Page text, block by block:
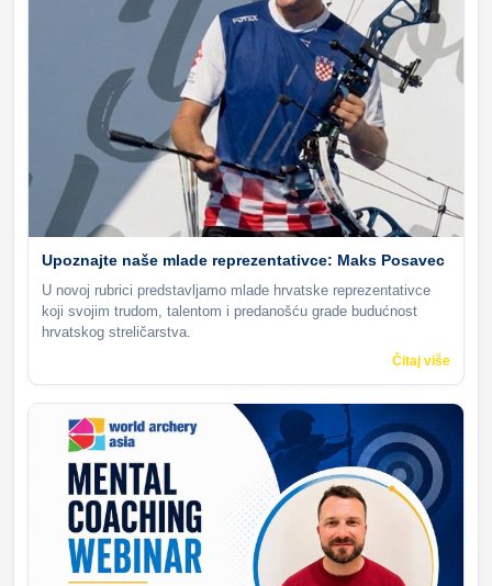
Upoznajte naše mlade reprezentativce: Maks Posavec
U novoj rubrici predstavljamo mlade hrvatske reprezentativce
koji svojim trudom, talentom i predanošću grade budućnost
hrvatskog streličarstva.
Čitaj više